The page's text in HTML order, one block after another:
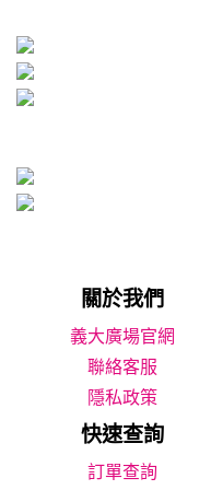
關於我們
義大廣場官網
聯絡客服
隱私政策
快速查詢